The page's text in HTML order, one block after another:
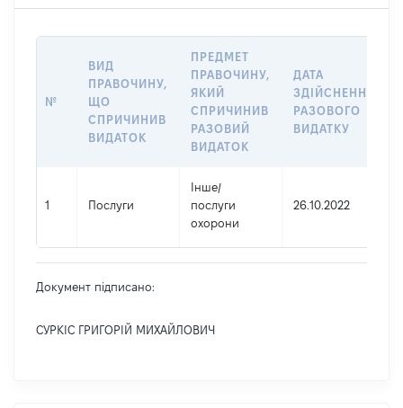
№
ВИД
ПРАВОЧИНУ,
ЩО
СПРИЧИНИВ
ВИДАТОК
ПРЕДМЕТ
ПРАВОЧИНУ,
ЯКИЙ
СПРИЧИНИВ
РАЗОВИЙ
ВИДАТОК
ДАТА
ЗДІЙСНЕННЯ
РАЗОВОГО
ВИДАТКУ
1 Послуги
Інше/
послуги
охорони
26.10.2022
Документ підписано:
СУРКІС ГРИГОРІЙ МИХАЙЛОВИЧ